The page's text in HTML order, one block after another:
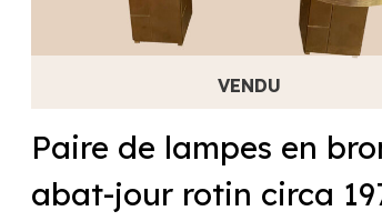
Paire de lampes en
abat-jour rotin circa